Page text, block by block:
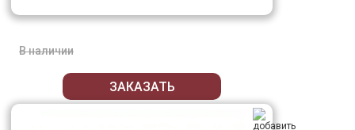
В наличии
ЗАКАЗАТЬ